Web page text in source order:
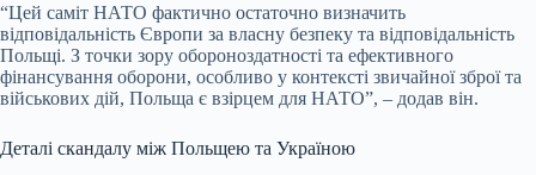
“Цей саміт НАТО фактично остаточно визначить
відповідальність Європи за власну безпеку та відповідальність
Польщі. З точки зору обороноздатності та ефективного
фінансування оборони, особливо у контексті звичайної зброї та
військових дій, Польща є взірцем для НАТО”, – додав він.
Деталі скандалу між Польщею та Україною